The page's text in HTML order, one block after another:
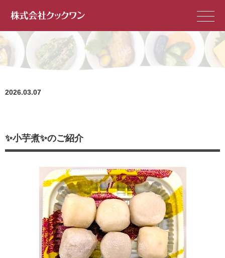
2026.03.07
✨小芋煮✨のご紹介